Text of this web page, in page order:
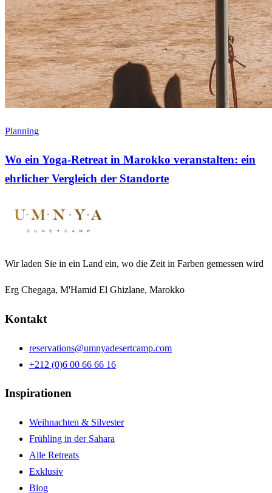
Planning
Wo ein Yoga-Retreat in Marokko veranstalten: ein
ehrlicher Vergleich der Standorte
Wir laden Sie in ein Land ein, wo die Zeit in Farben gemessen wird
Erg Chegaga, M'Hamid El Ghizlane, Marokko
Kontakt
reservations@umnyadesertcamp.com
+212 (0)6 00 66 66 16
Inspirationen
Weihnachten & Silvester
Frühling in der Sahara
Alle Retreats
Exklusiv
Blog